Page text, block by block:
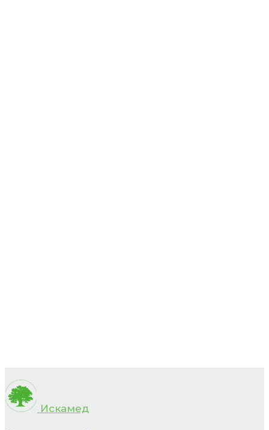
Искамед